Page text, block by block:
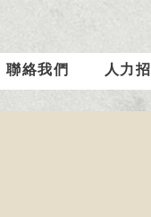
聯絡我們 人力